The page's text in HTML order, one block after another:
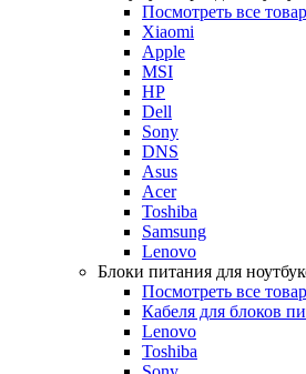
Посмотреть все
Xiaomi
Apple
MSI
HP
Dell
Sony
DNS
Asus
Acer
Toshiba
Samsung
Lenovo
Блоки питания для
Посмотреть все
Кабеля для блоков
Lenovo
Toshiba